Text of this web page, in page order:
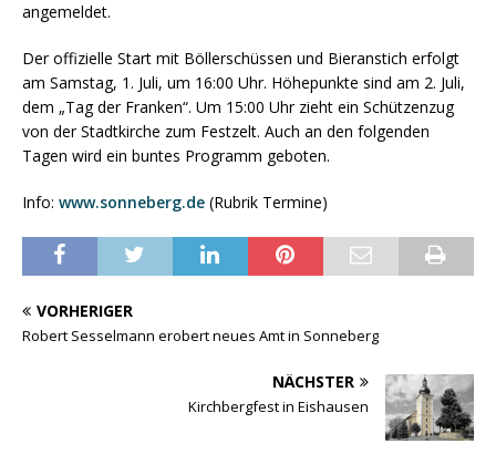
angemeldet.
Der offizielle Start mit Böllerschüssen und Bieranstich erfolgt
am Samstag, 1. Juli, um 16:00 Uhr. Höhepunkte sind am 2. Juli,
dem „Tag der Franken“. Um 15:00 Uhr zieht ein Schützenzug
von der Stadtkirche zum Festzelt. Auch an den folgenden
Tagen wird ein buntes Programm geboten.
Info: www.sonneberg.de (Rubrik Termine)
VORHERIGER
Robert Sesselmann erobert neues Amt in Sonneberg
NÄCHSTER
Kirchbergfest in Eishausen